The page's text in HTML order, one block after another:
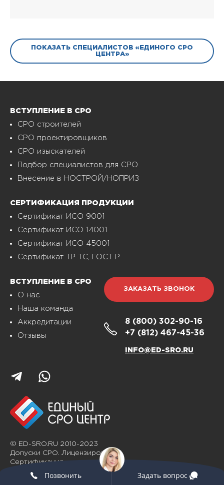
ПОКАЗАТЬ СПЕЦИАЛИСТОВ «ЕДИНОГО СРО
ЦЕНТРА»
ВСТУПЛЕНИЕ В СРО
СРО строителей
СРО проектировщиков
СРО изыскателей
Подбор специалистов для СРО
Внесение в НОСТРОЙ/НОПРИЗ
СЕРТИФИКАЦИЯ ПРОДУКЦИИ
Сертификат ИСО 9001
Сертификат ИСО 14001
Сертификат ИСО 45001
Сертификат ТР ТС, ГОСТ Р
ВСТУПЛЕНИЕ В СРО
О нас
Наша команда
Аккредитации
Отзывы
ЗАКАЗАТЬ ЗВОНОК
8 (800) 302-90-16
+7 (812) 467-45-36
INFO@ED-SRO.RU
© ED-SRO.RU 2010-2023
Допуски СРО. Лицензирование.
Сертификация
Позвонить Задать вопрос